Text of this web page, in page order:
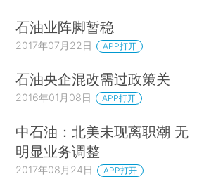
石油业阵脚暂稳
2017年07月22日 APP打开
石油央企混改需过政策关
2016年01月08日 APP打开
中石油：北美未现离职潮 无
明显业务调整
2017年08月24日 APP打开